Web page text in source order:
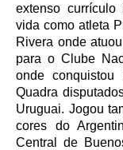
extenso
vida como atleta
Rivera onde
para o Clube
onde
Quadra
Uruguai. Jogou
cores do
Central de